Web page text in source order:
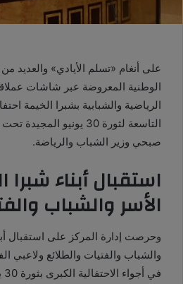
على أنغام «تسلم الأيادي»
الوطنية المعروضة عبر شاشات
الرياضية والشبابية بشبرا الخيمة
التاسعة لثورة 30 يونيو
صبحي وزير الشباب والرياضة.
استقبال أبناء
الأسر والشباب
وحرصت إدارة المركز على استقبال
والشباب والفتيات والطلائع ولاعبي